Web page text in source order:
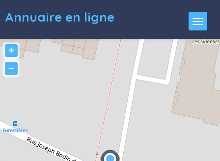
Annuaire en ligne
+
−